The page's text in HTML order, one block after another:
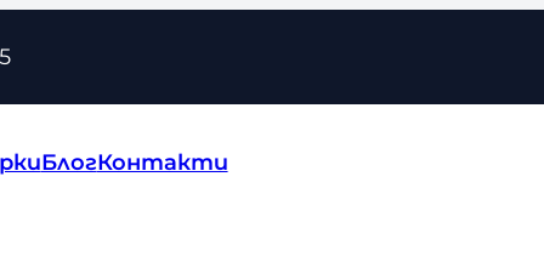
БлогКонтакти